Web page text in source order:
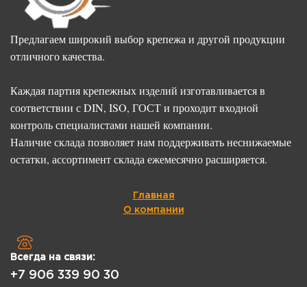
Предлагаем широкий выбор крепежа и другой продукции
отличного качества.
Каждая партия крепежных изделий изготавливается в
соответствии с DIN, ISO, ГОСТ и проходит входной
контроль специалистами нашей компании.
Наличие склада позволяет нам поддерживать неснижаемые
остатки, ассортимент склада ежемесячно расширяется.
Главная
О компании
Всегда на связи:
+7 906 339 90 30